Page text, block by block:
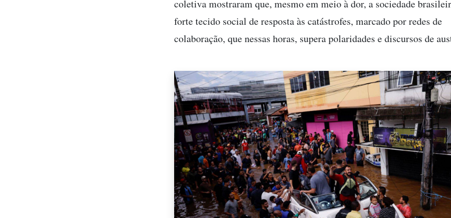
coletiva mostraram que, mesmo em meio à dor, a sociedade
forte tecido social de resposta às catástrofes, marcado por redes de
colaboração, que nessas horas, supera polaridades e discursos de